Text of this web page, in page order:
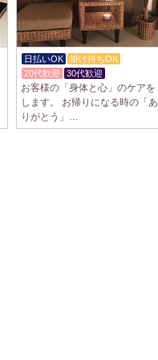
日払いOK
掛け持ちOK
20代歓迎
30代歓迎
お客様の「身体と心」のケアを
します。 お帰りになる時の「あ
りがとう」…